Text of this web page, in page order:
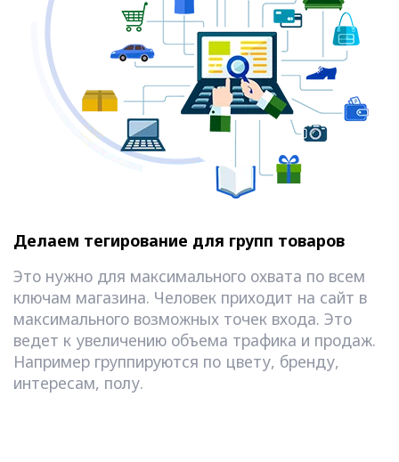
Делаем тегирование для групп товаров
Это нужно для максимального охвата по всем
ключам магазина. Человек приходит на сайт в
максимального возможных точек входа. Это
ведет к увеличению объема трафика и продаж.
Например группируются по цвету, бренду,
интересам, полу.